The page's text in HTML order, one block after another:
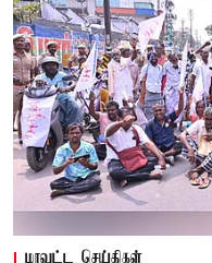
மாவட்ட செய்திகள்